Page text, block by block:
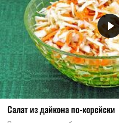
Салат из дайкона по-корейски